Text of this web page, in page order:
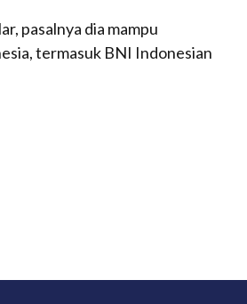
pasalnya dia mampu
termasuk BNI Indonesian